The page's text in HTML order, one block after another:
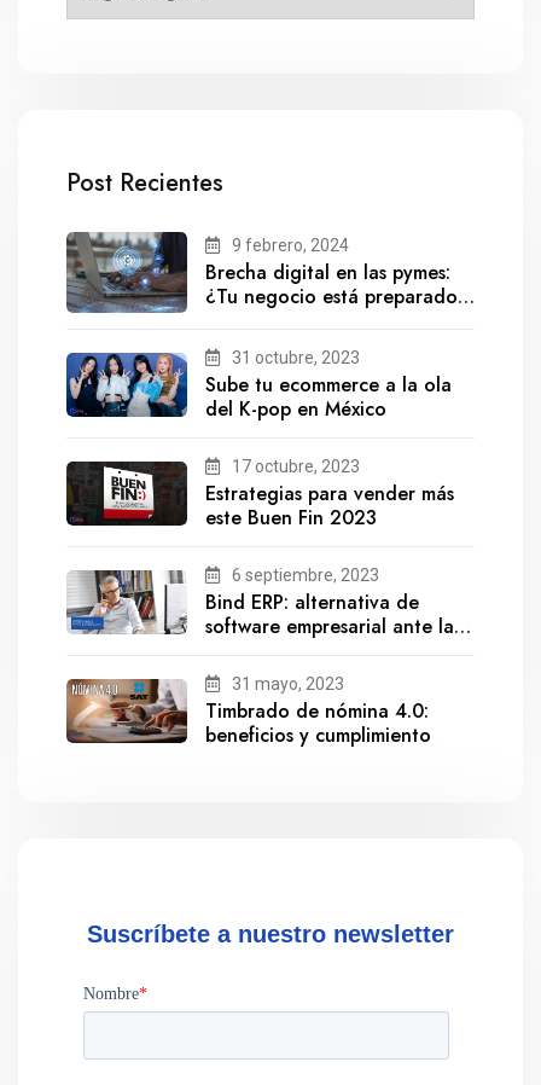
Post Recientes
9 febrero, 2024
Brecha digital en las pymes:
¿Tu negocio está preparado
31 octubre, 2023
Sube tu ecommerce a la ola
del K-pop en México
17 octubre, 2023
Estrategias para vender más
este Buen Fin 2023
6 septiembre, 2023
Bind ERP: alternativa de
software empresarial ante la
31 mayo, 2023
Timbrado de nómina 4.0:
beneficios y cumplimiento
Suscríbete a nuestro newsletter